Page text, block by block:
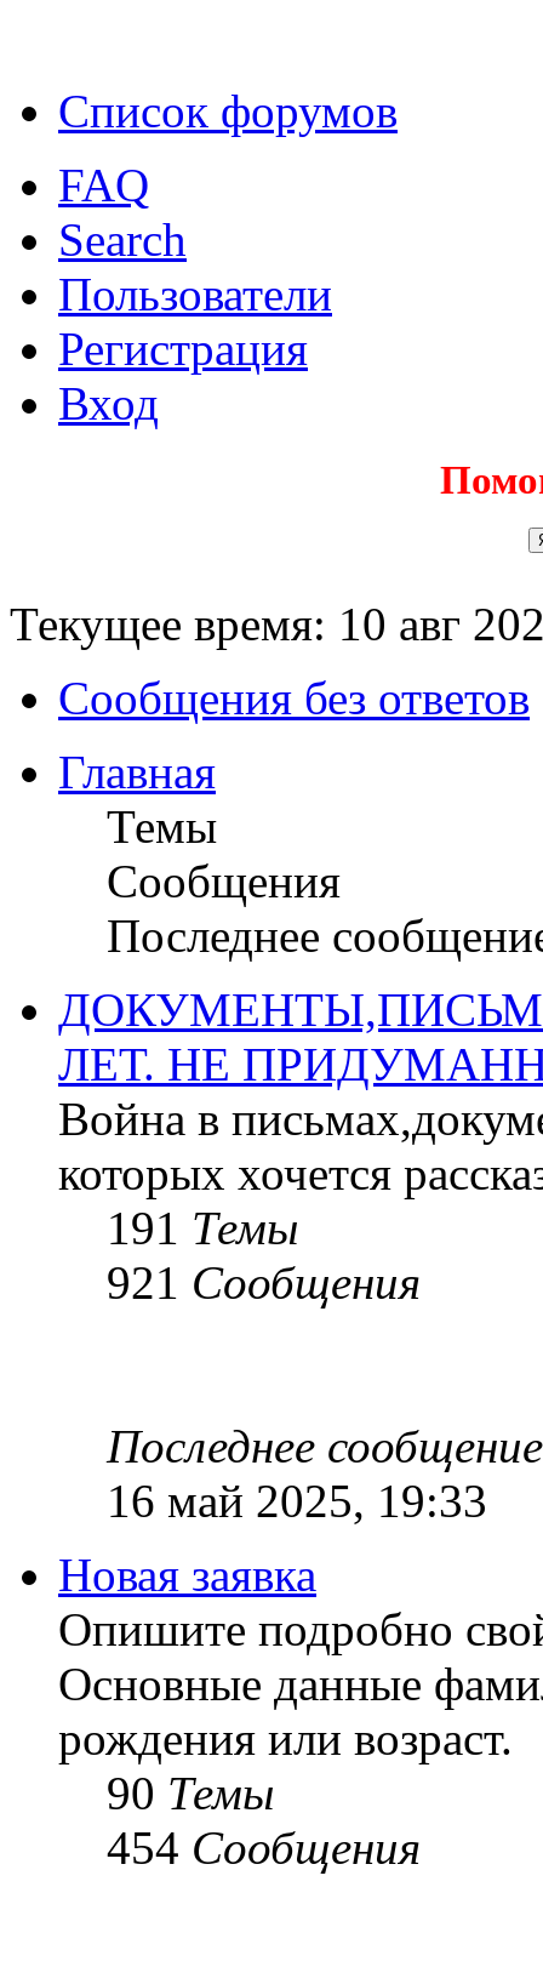
Список форумов
FAQ
Search
Пользователи
Регистрация
Вход
Текущее время: 10 авг
Сообщения без ответов
Главная
Темы
Сообщения
Последнее
ЛЕТ. НЕ
Война в
которых хочется
191 Темы
921 Сообщения
Последнее сообщение
16 май 2025, 19:33
Новая заявка
Опишите подробно
Основные данные
рождения или возраст.
90 Темы
454 Сообщения